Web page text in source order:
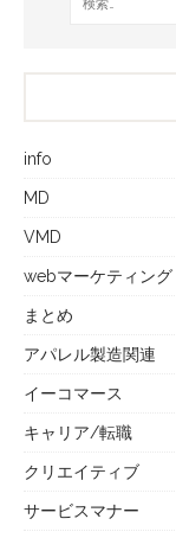
info
MD
VMD
webマーケティング
まとめ
アパレル製造関連
イーコマース
キャリア/転職
クリエイティブ
サービスマナー